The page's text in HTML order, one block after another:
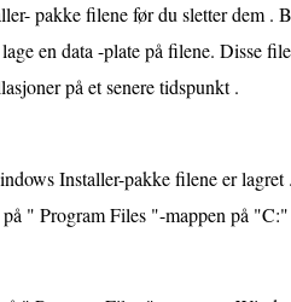
pakke filene før du sletter dem .
en data -plate på filene. Disse
på et senere tidspunkt .
Installer-pakke filene er
" Program Files "-mappen på